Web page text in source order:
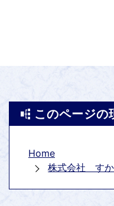
このページの
Home
株式会社 す